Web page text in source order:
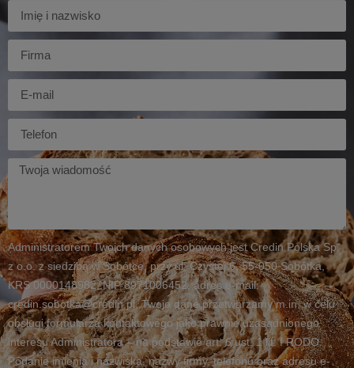
Imię
Firma
Telefon
Twoja
wiadomość
Administratorem Twoich danych osobowych jest Credin Polska Sp.
z o.o. z siedzibą w Sobótce, przy ul. Czystej 6, 55-050 Sobótka,
KRS 0000148982, NIP 8971006452, adres e-mail:
credin.sobotka@credin.pl. Twoje dane przetwarzamy m.in. w celu
obsługi formularza kontaktowego jako prawnie uzasadnionego
interesu Administratora – na podstawie art. 6 ust. 1 lit. f RODO.
Podanie imienia i nazwiska, nazwy firmy, telefonu oraz adresu e-